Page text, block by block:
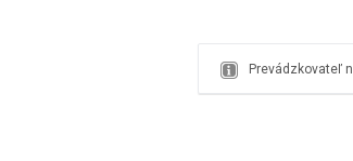
Prevádzkovateľ